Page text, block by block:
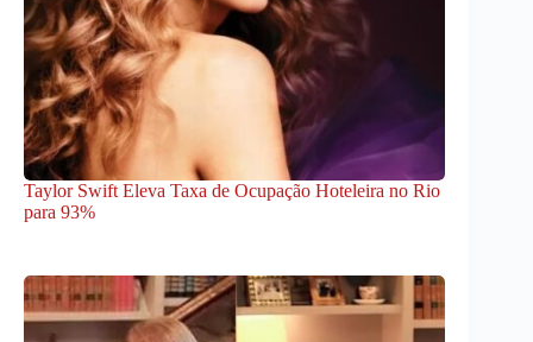
Taylor Swift Eleva Taxa de Ocupação Hoteleira no Rio
para 93%